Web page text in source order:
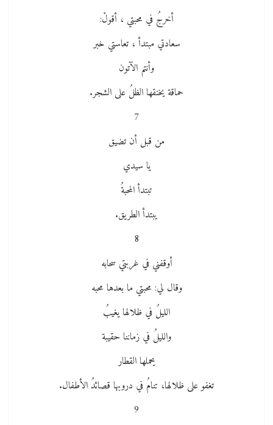
أخرجُ في محبتي ، أقولْ:
سعادتي مبتدأ ، تعاستي خبر
وأنتم الآتون
حماقة يخنقها الظلُ على الشجر.
7
من قبل أن تضيق
يا سيدي
تبتدأ المحبةُ
يبتدأ الطريق.
8
أوقفني في غربتي سحابه
وقال لي: محبتي ما بعدها محبه
الليلُ في ظلالها يغيبُ
والليلُ في زماننا حقيبة
يحملها القطار
تغفو على ظلالها، تنامُ في دروبها قصائدُ الأطفال.
9